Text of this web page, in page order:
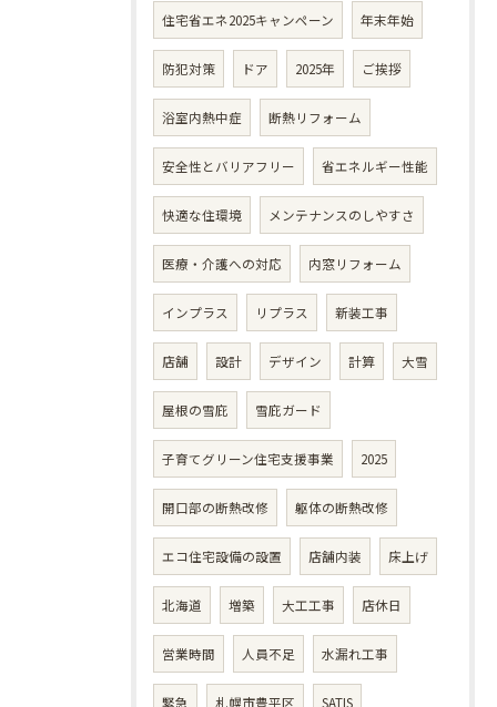
住宅省エネ2025キャンペーン 年末年始
防犯対策 ドア 2025年 ご挨拶
浴室内熱中症 断熱リフォーム
安全性とバリアフリー 省エネルギー性能
快適な住環境 メンテナンスのしやすさ
医療・介護への対応 内窓リフォーム
インプラス リプラス 新装工事
店舗 設計 デザイン 計算 大雪
屋根の雪庇 雪庇ガード
子育てグリーン住宅支援事業 2025
開口部の断熱改修 躯体の断熱改修
エコ住宅設備の設置 店舗内装 床上げ
北海道 増築 大工工事 店休日
営業時間 人員不足 水漏れ工事
緊急 札幌市豊平区 SATIS